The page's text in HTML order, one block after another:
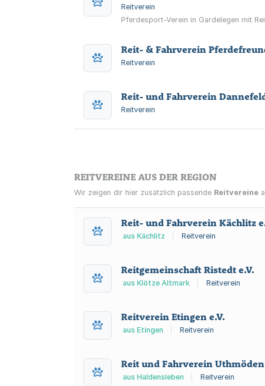
Reitverein
Pferdesport-Verein in Gardelegen mit
Reit- & Fahrverein
Reitverein
Reit- und Fahrverein
Reitverein
REITVEREINE AUS DER REGION
Wir zeigen dir hier zusätzlich passende Reitvereine
Reit- und Fahrverein Kächlitz
aus Kächlitz Reitverein
Reitgemeinschaft Ristedt e.V.
aus Klötze Altmark Reitverein
Reitverein Etingen e.V.
aus Etingen Reitverein
Reit und Fahrverein Uthmöden
aus Haldensleben Reitverein